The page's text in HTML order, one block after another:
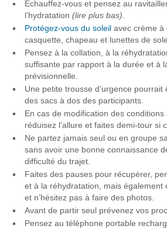
Échauffez-vous et pensez au
l’hydratation(lire plus bas)
Protégez-vous du soleil avec crème à
casquette, chapeau et lunettes de
Pensez à la collation, à la
suffisante par rapport à la durée et à
prévisionnelle.
Une petite trousse d’urgence pourrait
des sacs à dos des participants.
En cas de modification des conditions
réduisez l’allure et faites demi-tour si
Ne partez jamais seul ou en groupe
sans avoir une bonne connaissance
difficulté du trajet.
Faites des pauses pour récupérer,
et à la réhydratation, mais également
et n’hésitez pas à faire des photos.
Avant de partir seul prévenez vos
Pensez au téléphone portable